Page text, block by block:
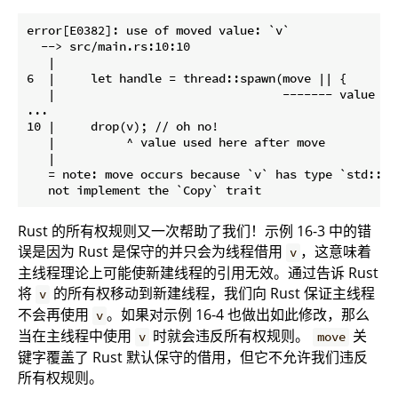
error[E0382]: use of moved value: `v`
  --> src/main.rs:10:10
   |
6  |     let handle = thread::spawn(move || {
|                                ------- value
...
10 |     drop(v); // oh no!
   |          ^ value used here after move
   |
= note: move occurs because `v` has type
Rust 的所有权规则又一次帮助了我们！示例 16-3 中的错
误是因为 Rust 是保守的并只会为线程借用 v ，这意味着
主线程理论上可能使新建线程的引用无效。通过告诉 Rust
将 v 的所有权移动到新建线程，我们向 Rust 保证主线程
不会再使用 v 。如果对示例 16-4 也做出如此修改，那么
当在主线程中使用 v 时就会违反所有权规则。 move 关
键字覆盖了 Rust 默认保守的借用，但它不允许我们违反
所有权规则。